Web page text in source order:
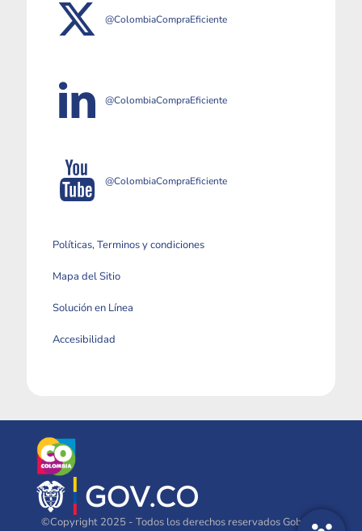
@ColombiaCompraEficiente
@ColombiaCompraEficiente
@ColombiaCompraEficiente
Políticas, Terminos y condiciones
Mapa del Sitio
Solución en Línea
Accesibilidad
©Copyright 2025 - Todos los derechos reservados Gobierno